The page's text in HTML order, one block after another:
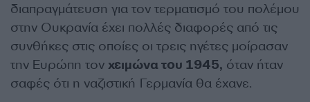
διαπραγμάτευση για τον τερματισμό του πολέμου
στην Ουκρανία έχει πολλές διαφορές από τις
συνθήκες στις οποίες οι τρεις ηγέτες μοίρασαν
την Ευρώπη τον χειμώνα του 1945, όταν ήταν
σαφές ότι η ναζιστική Γερμανία θα έχανε.